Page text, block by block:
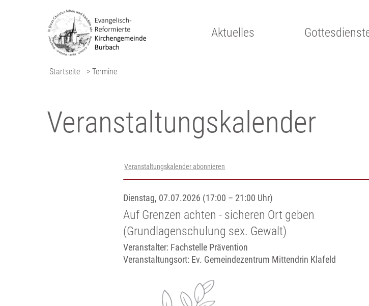
Aktuelles
Startseite > Termine
Veranstaltungs­kalender
Veranstaltungskalender abonnieren
Dienstag, 07.07.2026 (17:00 – 21:00 Uhr)
Auf Grenzen achten - sicheren Ort geben
(Grundlagenschulung sex. Gewalt)
Veranstalter: Fachstelle Prävention
Veranstaltungsort: Ev. Gemeindezentrum Mittendrin Klafeld